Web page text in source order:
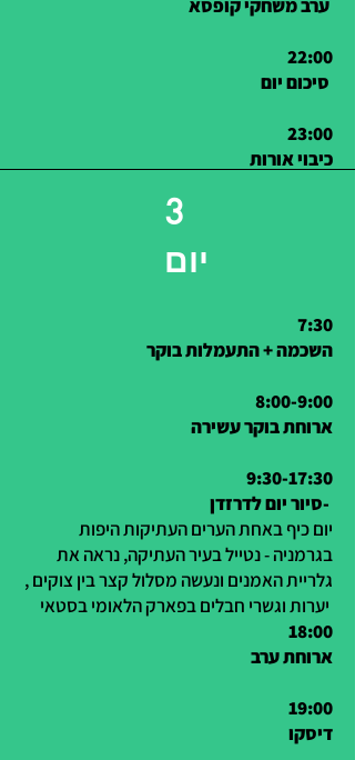
22:00
23:00
כיבוי אורות
3
יום
7:30
השכמה + התעמלות בוקר
8:00-9:00
ארוחת בוקר עשירה
9:30-17:30
סיור יום לדרזדן- ​
בגרמניה - נטייל בעיר העתיקה, נראה את
גלריית האמנים ונעשה מסלול קצר בין צוקים ,
18:00
ארוחת ערב
19:00
דיסקו